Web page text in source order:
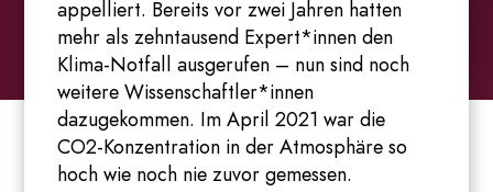
appelliert. Bereits vor zwei Jahren hatten
mehr als zehntausend Expert*innen den
Klima-Notfall ausgerufen – nun sind noch
weitere Wissenschaftler*innen
dazugekommen. Im April 2021 war die
CO2-Konzentration in der Atmosphäre so
hoch wie noch nie zuvor gemessen.